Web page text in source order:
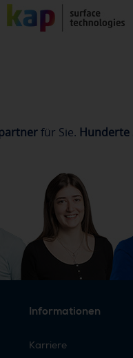
für Sie. Hunderte
Informationen
Karriere